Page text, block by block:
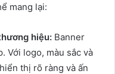
mang lại:
hiệu: Banner
Với logo, màu sắc và
thị rõ ràng và ấn